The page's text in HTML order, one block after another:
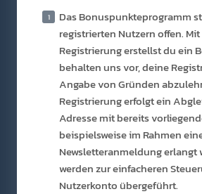
Das Bonuspunkteprogramm
registrierten Nutzern offen.
Registrierung erstellst du ein
behalten uns vor, deine
Angabe von Gründen
Registrierung erfolgt ein
Adresse mit bereits
beispielsweise im Rahmen
Newsletteranmeldung erlangt
werden zur einfacheren
Nutzerkonto übergeführt.